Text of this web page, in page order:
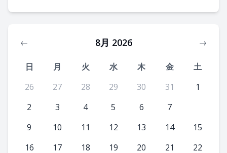
← 8月 2026 →
日 月 火 水 木 金
土
26
27 28 29 30 31
1
2
3 4 5 6 7
9
10 11 12 13 14
15
16
17 18 19 20 21 22